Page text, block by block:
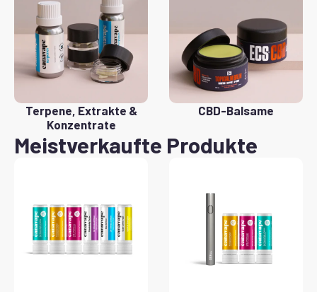
Terpene, Extrakte &
Konzentrate
CBD-Balsame
Meistverkaufte Produkte